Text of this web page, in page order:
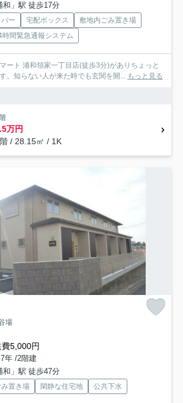
和」駅 徒歩17分
ー 宅配ボックス
敷地内ごみ置き場
時間緊急通報システム
ート 浦和領家一丁目店(徒歩3分)がありちょっと
。知らない人が来た時でも玄関を開... もっと見る
万円
/ 28.15㎡ / 1K
場
5,000円
年 /2階建
和」駅 徒歩47分
置き場 閑静な住宅地 公共下水